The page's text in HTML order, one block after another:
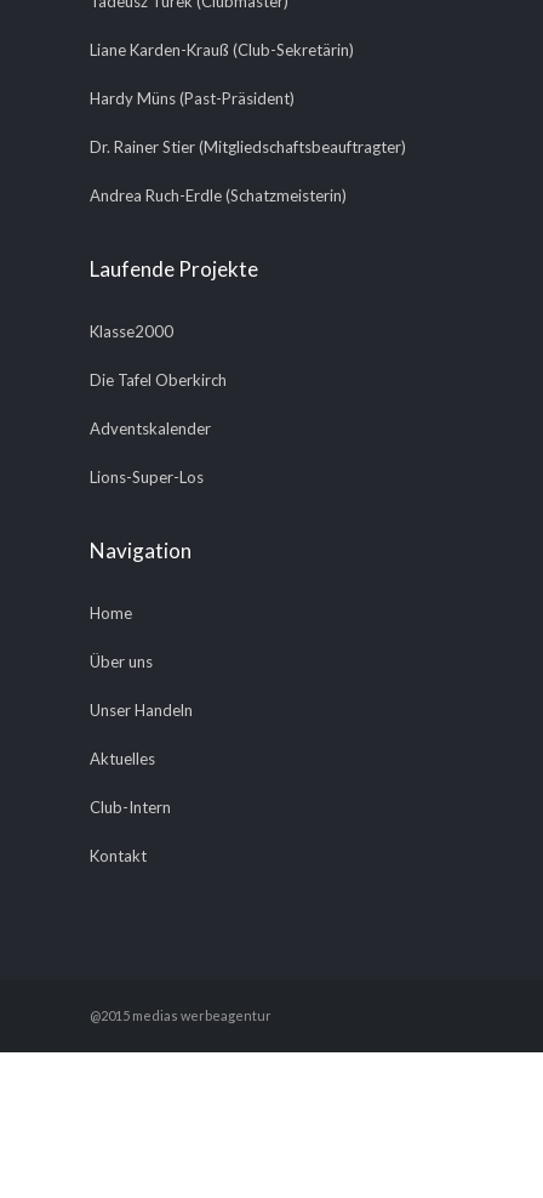
Liane Karden-Krauß (Club-Sekretärin)
Hardy Müns (Past-Präsident)
Dr. Rainer Stier (Mitgliedschaftsbeauftragter)
Andrea Ruch-Erdle (Schatzmeisterin)
Laufende Projekte
Klasse2000
Die Tafel Oberkirch
Adventskalender
Lions-Super-Los
Navigation
Home
Über uns
Unser Handeln
Aktuelles
Club-Intern
Kontakt
@2015 medias werbeagentur